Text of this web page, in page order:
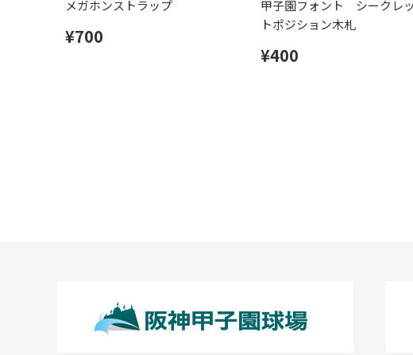
メガホンストラップ
¥700
甲子園フォント シークレッ
トポジション木札
¥400